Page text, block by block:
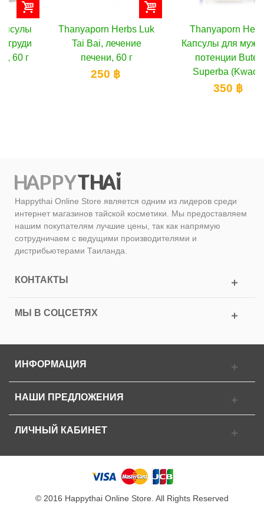
Thanyaporn Herbs Luk
Tai Bai, лечение
печени, 60 г
Thanyaporn Herbs
Капсулы для мужской
потенции Butea
Superba (Kwao...
Happythai Online Store является одним из лидеров среди
интернет магазинов тайской косметики. Мы предоставляем
нашим покупателям лучшие цены, так как напрямую
сотрудничаем с ведущими производителями и
дистрибьютерами Таиланда.
КОНТАКТЫ
МЫ В СОЦСЕТЯХ
ИНФОРМАЦИЯ
НАШИ ПРЕДЛОЖЕНИЯ
ЛИЧНЫЙ КАБИНЕТ
© 2016 Happythai Online Store. All Rights Reserved